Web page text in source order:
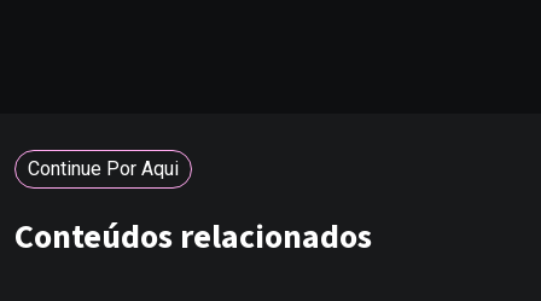
Continue Por Aqui
Conteúdos relacionados